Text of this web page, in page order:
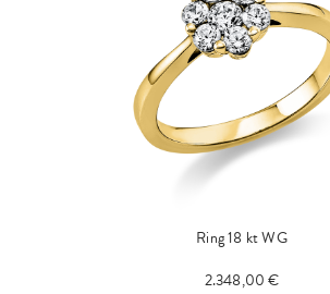
Ring 18 kt WG
2.348,00 €